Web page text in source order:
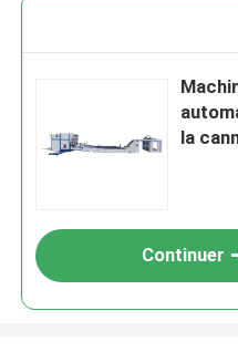
la
Continuer